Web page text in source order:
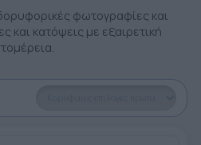
φωτογραφίες και
κατόψεις με εξαιρετική